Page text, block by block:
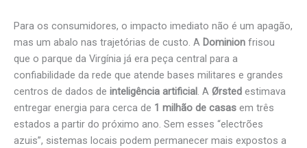
Para os consumidores, o impacto imediato não é um apagão,
mas um abalo nas trajetórias de custo. A Dominion frisou
que o parque da Virgínia já era peça central para a
confiabilidade da rede que atende bases militares e grandes
centros de dados de inteligência artificial . A Ørsted estimava
entregar energia para cerca de 1 milhão de casas em três
estados a partir do próximo ano. Sem esses “electrões
azuis”, sistemas locais podem permanecer mais expostos a